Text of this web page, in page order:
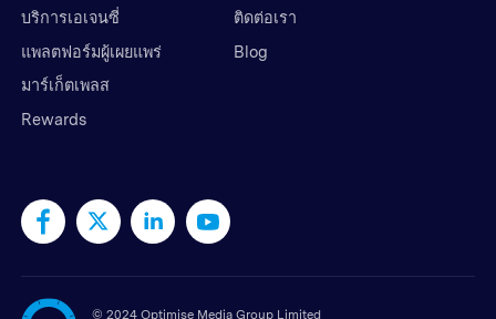
บริการเอเจนซี่
แพลตฟอร์มผู้เผยแพร่
มาร์เก็ตเพลส
Rewards
ติดต่อเรา
Blog
© 2024 Optimise Media Group Limited